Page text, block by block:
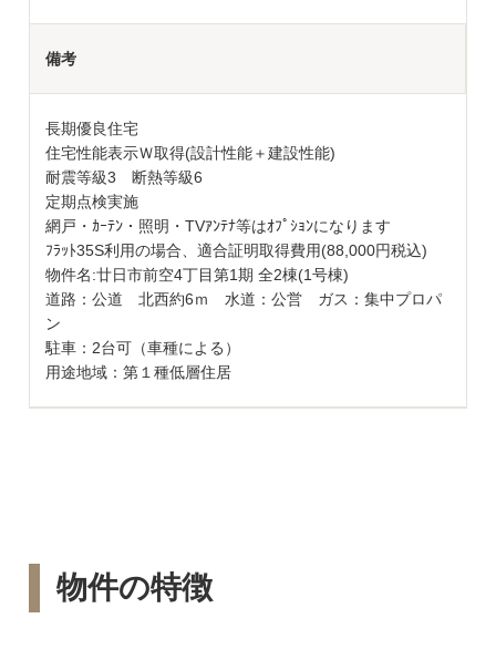
備考
長期優良住宅
住宅性能表示Ｗ取得(設計性能＋建設性能)
耐震等級3 断熱等級6
定期点検実施
網戸・ｶｰﾃﾝ・照明・TVｱﾝﾃﾅ等はｵﾌﾟｼｮﾝになります
ﾌﾗｯﾄ35S利用の場合、適合証明取得費用(88,000円税込)
物件名:廿日市前空4丁目第1期 全2棟(1号棟)
道路：公道 北西約6ｍ 水道：公営 ガス：集中プロパ
ン
駐車：2台可（車種による）
用途地域：第１種低層住居
物件の特徴